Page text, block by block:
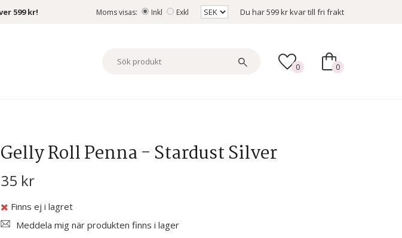
599 kr! Moms visas: Inkl Exkl Du har599 krkvar till fri frakt
0 0
Gelly Roll Penna - Stardust Silver
35 kr
Finns ej i lagret
Meddela mig när produkten finns i lager